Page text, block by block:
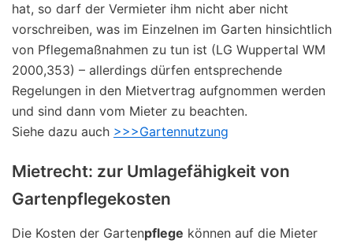
hat, so darf der Vermieter ihm nicht aber nicht
vorschreiben, was im Einzelnen im Garten hinsichtlich
von Pflegemaßnahmen zu tun ist (LG Wuppertal WM
2000,353) – allerdings dürfen entsprechende
Regelungen in den Mietvertrag aufgnommen werden
und sind dann vom Mieter zu beachten.
Siehe dazu auch >>>Gartennutzung
Mietrecht: zur Umlagefähigkeit von
Gartenpflegekosten
Die Kosten der Gartenpflege können auf die Mieter